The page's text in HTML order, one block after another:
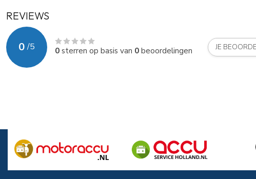
REVIEWS
0 /5 0sterren op basis van 0beoordelingen JE